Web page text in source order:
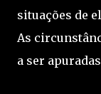
situações de
As
a ser